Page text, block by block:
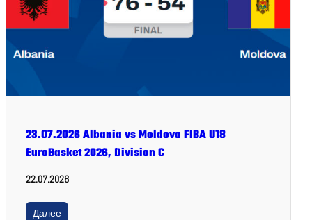
23.07.2026 Albania vs Moldova FIBA U18
EuroBasket 2026, Division C
22.07.2026
Далее